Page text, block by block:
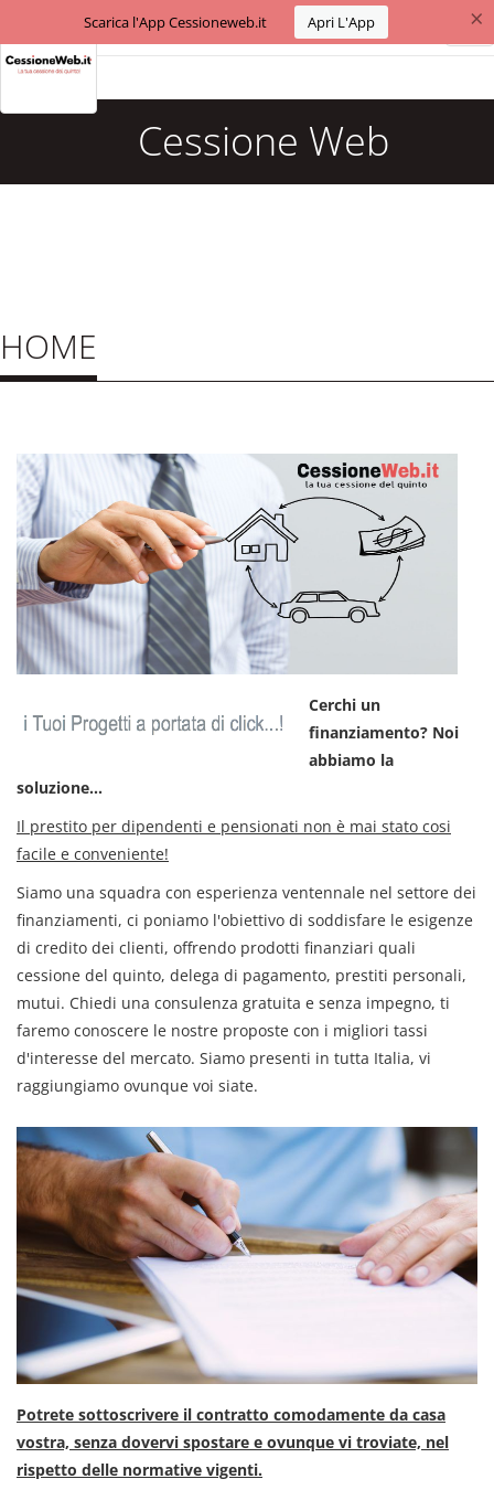
Scarica l'App Cessioneweb.it Apri L'App ×
Cessione Web
HOME
Cerchi un
finanziamento? Noi
abbiamo la
soluzione...
Il prestito per dipendenti e pensionati non è mai stato cosi
facile e conveniente!
Siamo una squadra con esperienza ventennale nel settore dei
finanziamenti, ci poniamo l'obiettivo di soddisfare le esigenze
di credito dei clienti, offrendo prodotti finanziari quali
cessione del quinto, delega di pagamento, prestiti personali,
mutui. Chiedi una consulenza gratuita e senza impegno, ti
faremo conoscere le nostre proposte con i migliori tassi
d'interesse del mercato. Siamo presenti in tutta Italia, vi
raggiungiamo ovunque voi siate.
Potrete sottoscrivere il contratto comodamente da casa
vostra, senza dovervi spostare e ovunque vi troviate, nel
rispetto delle normative vigenti.